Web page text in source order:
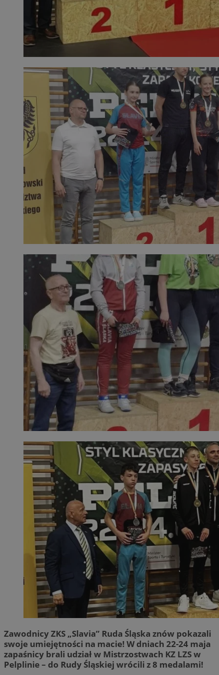
Zawodnicy ZKS „Slavia” Ruda Śląska znów pokazali
swoje umiejętności na macie! W dniach 22-24 maja
zapaśnicy brali udział w Mistrzostwach KZ LZS w
Pelplinie – do Rudy Śląskiej wrócili z 8 medalami!